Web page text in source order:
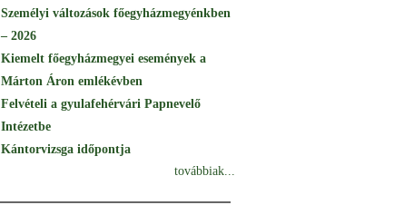
Személyi változások főegyházmegyénkben
– 2026
Kiemelt főegyházmegyei események a
Márton Áron emlékévben
Felvételi a gyulafehérvári Papnevelő
Intézetbe
Kántorvizsga időpontja
továbbiak...